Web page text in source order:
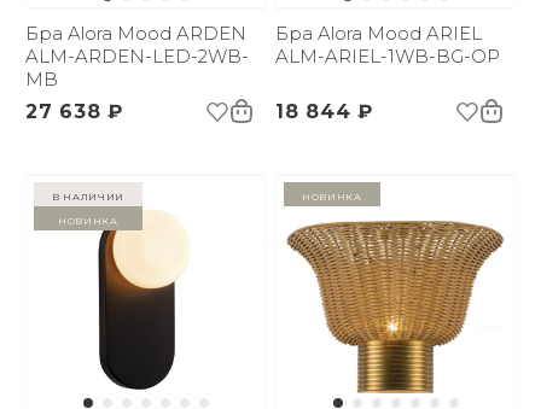
Бра Alora Mood ARDEN
ALM-ARDEN-LED-2WB-
MB
27 638 ₽
Бра Alora Mood ARIEL
ALM-ARIEL-1WB-BG-OP
18 844 ₽
в наличии
Новинка
Новинка